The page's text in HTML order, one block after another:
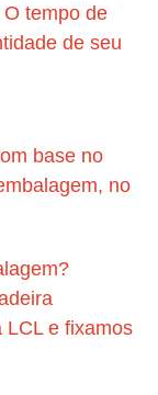
tempo de
de seu
base no
no
LCL e fixamos